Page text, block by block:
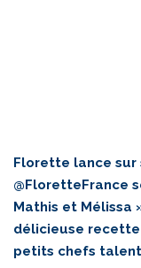
Florette lance sur
@FloretteFrance
Mathis et Mélissa
délicieuse recette
petits chefs